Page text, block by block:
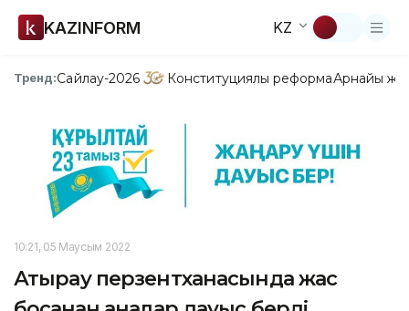
KAZINFORM KZ
Тренд:Сайлау-2026 Конституциялық реформаАрнайы
10:21, 05 Маусым 2022
Атырау перзентханасында жас